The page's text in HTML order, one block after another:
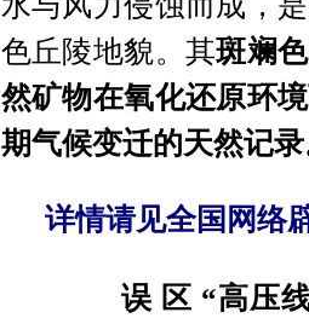
色丘陵地貌。其斑斓
然矿物在氧化还原环
期气候变迁的天然记
详情请见全国网络
误 区 “高压